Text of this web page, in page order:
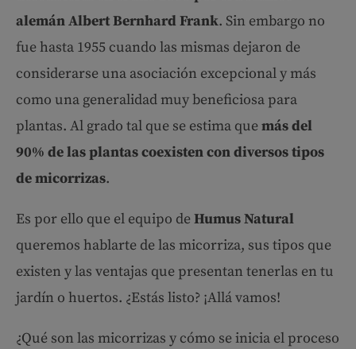
alemán Albert Bernhard Frank. Sin embargo no
fue hasta 1955 cuando las mismas dejaron de
considerarse una asociación excepcional y más
como una generalidad muy beneficiosa para
plantas. Al grado tal que se estima quemás del
90% de las plantas coexisten con diversos tipos
de micorrizas.
Es por ello que el equipo deHumus Natural
queremos hablarte de las micorriza, sus tipos que
existen y las ventajas que presentan tenerlas en tu
jardín o huertos. ¿Estás listo? ¡Allá vamos!
¿Qué son las micorrizas y cómo se inicia el proceso